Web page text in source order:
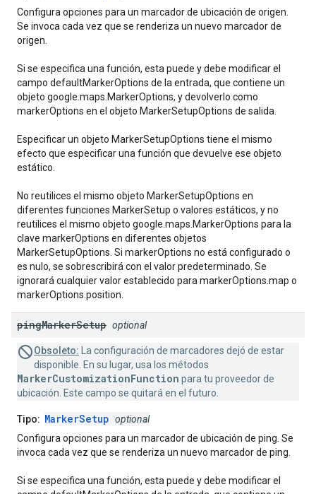
Configura opciones para un marcador de ubicación de origen.
Se invoca cada vez que se renderiza un nuevo marcador de
origen.
Si se especifica una función, esta puede y debe modificar el
campo defaultMarkerOptions de la entrada, que contiene un
objeto google.maps.MarkerOptions, y devolverlo como
markerOptions en el objeto MarkerSetupOptions de salida.
Especificar un objeto MarkerSetupOptions tiene el mismo
efecto que especificar una función que devuelve ese objeto
estático.
No reutilices el mismo objeto MarkerSetupOptions en
diferentes funciones MarkerSetup o valores estáticos, y no
reutilices el mismo objeto google.maps.MarkerOptions para la
clave markerOptions en diferentes objetos
MarkerSetupOptions. Si markerOptions no está configurado o
es nulo, se sobrescribirá con el valor predeterminado. Se
ignorará cualquier valor establecido para markerOptions.map o
markerOptions.position.
pingMarkerSetup optional
Obsoleto: La configuración de marcadores dejó de estar
disponible. En su lugar, usa los métodos
MarkerCustomizationFunction para tu proveedor de
ubicación. Este campo se quitará en el futuro.
Tipo: MarkerSetup optional
Configura opciones para un marcador de ubicación de ping. Se
invoca cada vez que se renderiza un nuevo marcador de ping.
Si se especifica una función, esta puede y debe modificar el